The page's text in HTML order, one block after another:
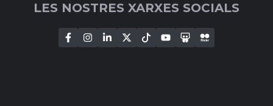
LES NOSTRES XARXES SOCIALS